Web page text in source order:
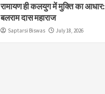
रामायण ही कलयुग में मुक्ति का आधार:
बलराम दास महाराज
Saptarsi Biswas July 18, 2026